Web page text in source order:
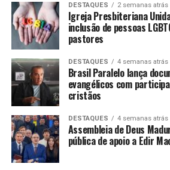
DESTAQUES 2 semanas atrás
Igreja Presbiteriana
inclusão de pessoas
pastores
DESTAQUES 4 semanas atrás
Brasil Paralelo lança
evangélicos com
cristãos
DESTAQUES 4 semanas atrás
Assembleia de Deus
pública de apoio a Edir